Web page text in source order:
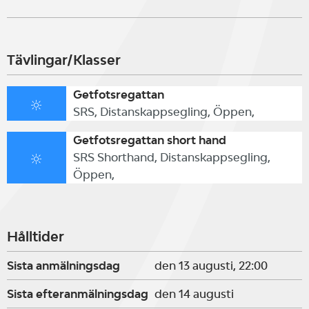
Frågor kring dessa seglingar så
ring Andreas Lindmark 0702128579‬
eller Philip Werner 0727242781 så
förklarar vi. Eller epost till
getfotenregattan@ssb.nu
Betala till Bankgiro: 110-1161 eller
Swish: 1231310754
Tävlingar/Klasser
Getfotsregattan
SRS, Distanskappsegling, Öppen,
Getfotsregattan short hand
SRS Shorthand, Distanskappsegling,
Öppen,
Hålltider
Sista anmälningsdag den 13 augusti, 22:00
Sista efteranmälningsdag den 14 augusti